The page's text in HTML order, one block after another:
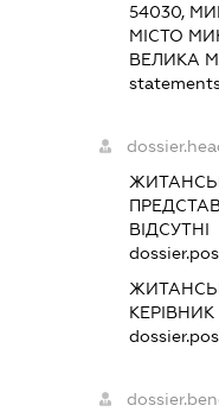
54030,
МІСТО
ВЕЛИКА
ВІДСУТНІ
КЕРІВНИК